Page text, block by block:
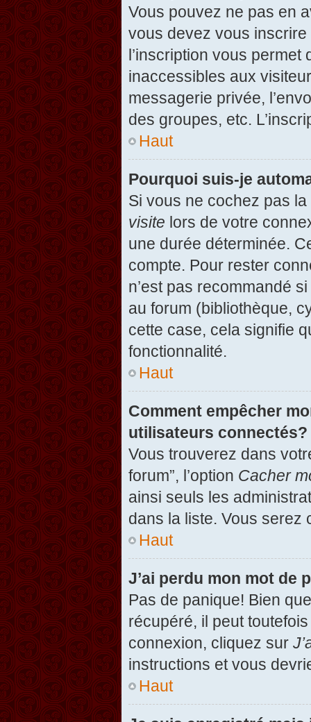
Vous pouvez ne pas en
vous devez vous
l’inscription vous
inaccessibles aux
messagerie privée,
des groupes, etc.
Haut
Pourquoi suis-je
Si vous ne cochez pas
visite lors de votre
une durée déterminée.
compte. Pour rester
n’est pas recommandé
au forum (bibliothèque,
cette case, cela signifie
fonctionnalité.
Haut
Comment empêcher
utilisateurs connectés?
Vous trouverez dans
forum”, l’option Cacher
ainsi seuls les
dans la liste. Vous serez
Haut
J’ai perdu mon mot de
Pas de panique! Bien
récupéré, il peut
connexion, cliquez sur
instructions et vous
Haut